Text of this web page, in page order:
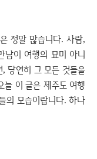
정말 많습니다. 사람,
남이 여행의 묘미 아니
당연히 그 모든 것들을
늘 이 글은 제주도 여행
의 모습이랍니다. 하나